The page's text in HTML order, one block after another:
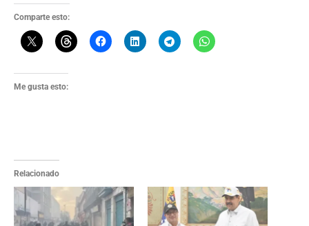
Comparte esto:
Me gusta esto:
Relacionado